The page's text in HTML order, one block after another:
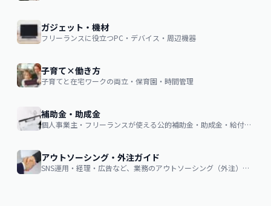
ガジェット・機材
フリーランスに役立つPC・デバイス・周辺機器
子育て×働き方
子育てと在宅ワークの両立・保育園・時間管理
補助金・助成金
個人事業主・フリーランスが使える公的補助金・助成金・給付金の申請ガイド
アウトソーシング・外注ガイド
SNS運用・経理・広告など、業務のアウトソーシング（外注）を検討する企業・個人向け。費用相場・依頼の流れ・失敗しない選び方